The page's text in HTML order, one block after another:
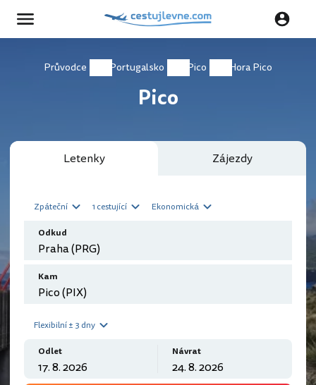
Průvodce Portugalsko Pico Hora Pico
Pico
Letenky Zájezdy
Zpáteční 1 cestující Ekonomická
Odkud
Kam
Flexibilní ± 3 dny
Odlet Návrat